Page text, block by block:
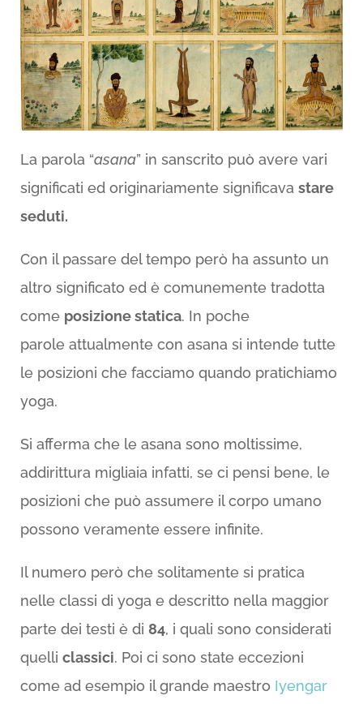
La parola “asana” in sanscrito può avere vari
significati ed originariamente significava stare
seduti.
Con il passare del tempo però ha assunto un
altro significato ed è comunemente tradotta
come posizione statica. In poche
parole attualmente con asana si intende tutte
le posizioni che facciamo quando pratichiamo
yoga.
Si afferma che le asana sono moltissime,
addirittura migliaia infatti, se ci pensi bene, le
posizioni che può assumere il corpo umano
possono veramente essere infinite.
Il numero però che solitamente si pratica
nelle classi di yoga e descritto nella maggior
parte dei testi è di 84, i quali sono considerati
quelli classici. Poi ci sono state eccezioni
come ad esempio il grande maestro Iyengar